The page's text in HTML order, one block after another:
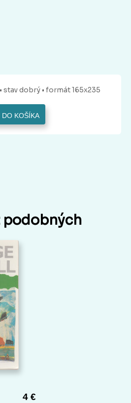
• stav dobrý • formát 165x235
DO KOŠÍKA
podobných
4 €